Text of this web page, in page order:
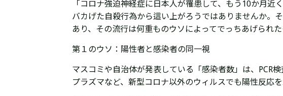
「コロナ強迫神経症に日本人が罹患して、もう10か月近く
バカげた自殺行為から這い上がろうではありませんか。
あり、その流行は何重ものウソによってでっちあげられた
第１のウソ：陽性者と感染者の同一視
マスコミや自治体が発表している「感染者数」は、PCR
プラズマなど、新型コロナ以外のウィルスでも陽性反応